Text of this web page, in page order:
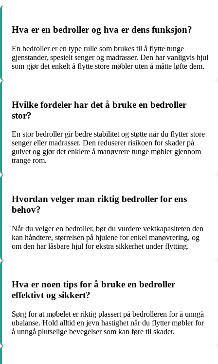
Hva er en bedroller og hva er dens funksjon?
En bedroller er en type rulle som brukes til å flytte tunge
gjenstander, spesielt senger og madrasser. Den har vanligvis hjul
som gjør det enkelt å flytte store møbler uten å måtte løfte dem.
Hvilke fordeler har det å bruke en bedroller
stor?
En stor bedroller gir bedre stabilitet og støtte når du flytter store
senger eller madrasser. Den reduserer risikoen for skader på
gulvet og gjør det enklere å manøvrere tunge møbler gjennom
trange rom.
Hvordan velger man riktig bedroller for ens
behov?
Når du velger en bedroller, bør du vurdere vektkapasiteten den
kan håndtere, størrelsen på hjulene for enkel manøvrering, og
om den har låsbare hjul for ekstra sikkerhet under flytting.
Hva er noen tips for å bruke en bedroller
effektivt og sikkert?
Sørg for at møbelet er riktig plassert på bedrolleren for å unngå
ubalanse. Hold alltid en jevn hastighet når du flytter møbler for
å unngå plutselige bevegelser som kan føre til skader.